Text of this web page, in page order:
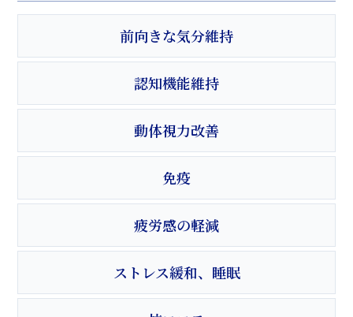
前向きな気分維持
認知機能維持
動体視力改善
免疫
疲労感の軽減
ストレス緩和、睡眠